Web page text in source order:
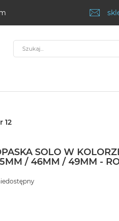
Szukaj
12
SOLO W
/ 46MM / 49MM -